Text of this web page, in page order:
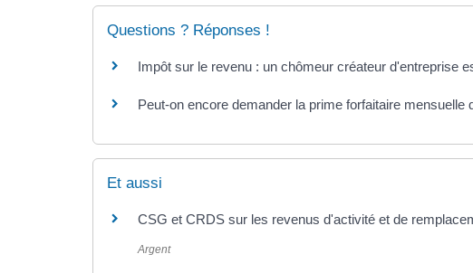
Questions ? Réponses !
Impôt sur le revenu : un chômeur créateur d'entreprise
Peut-on encore demander la prime forfaitaire mensuelle
Et aussi
CSG et CRDS sur les revenus d'activité et de
Argent